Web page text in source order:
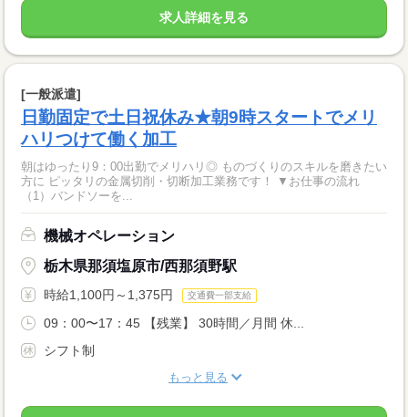
求人詳細を見る
[一般派遣]
日勤固定で土日祝休み★朝9時スタートでメリ
ハリつけて働く加工
朝はゆったり9：00出勤でメリハリ◎ ものづくりのスキルを磨きたい
方に ピッタリの金属切削・切断加工業務です！ ▼お仕事の流れ
（1）バンドソーを...
機械オペレーション
栃木県那須塩原市/西那須野駅
時給1,100円～1,375円 交通費一部支給
09：00〜17：45 【残業】 30時間／月間 休...
シフト制
もっと見る